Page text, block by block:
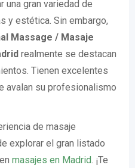
una gran variedad de
y estética. Sin embargo,
Massage / Masaje
realmente se destacan
Tienen excelentes
avalan su profesionalismo
de masaje
explorar el gran listado
masajes en Madrid. ¡Te